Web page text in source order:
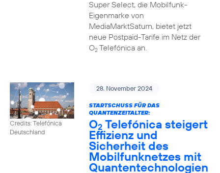
Super Select, die Mobilfunk-
Eigenmarke von
MediaMarktSaturn, bietet jetzt
neue Postpaid-Tarife im Netz der
O2Telefónica an.
Credits: Telefónica
Deutschland
28. November 2024
STARTSCHUSS FÜR DAS
QUANTENZEITALTER:
O2 Telefónica steigert
Effizienz und
Sicherheit des
Mobilfunknetzes mit
Quantentechnologien